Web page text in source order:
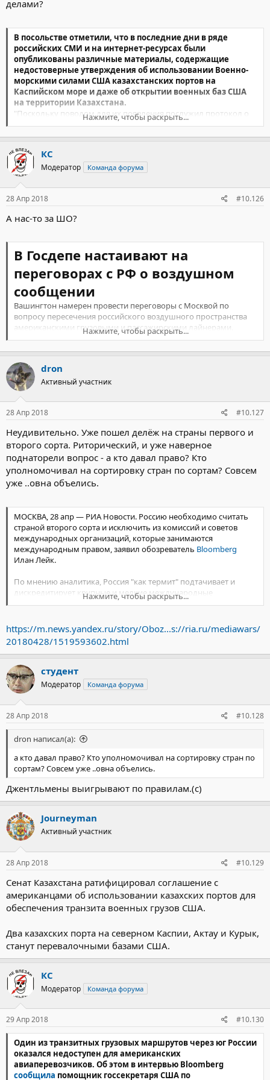
делами?
В посольстве отметили, что в последние дни в ряде
российских СМИ и на интернет-ресурсах были
опубликованы различные материалы, содержащие
недостоверные утверждения об использовании Военно-
морскими силами США казахстанских портов на
Каспийском море и даже об открытии военных баз США
на территории Казахстана.
"Поскольку поводом для их появления послужил протокол о
внесении изменений в подписанное 20 июня 2010 года
двустороннее казахстанско-американское соглашение,
Соглашение между правительством Соединенных Штатов
Америки и правительством Республики Казахстан об
обеспечении коммерческого железнодорожного транзита
специального груза через территорию Республики Казахстан в
связи с участием Соединенных Штатов Америки в усилиях по
Афганистан", - говорится в сообщении.
https://tengrinews.kz/kazakhstan_news/voennyie-bazyi-ssha-
kazahstane-posolstve-otreagirovali-343024/
https://tengrinews.kz/kazakhst…li-343024/
Нажмите, чтобы раскрыть...
КС
Модератор Команда форума
28 Апр 2018 #10.126
А нас-то за ШО?
В Госдепе настаивают на
переговорах с РФ о воздушном
сообщении
Вашингтон намерен провести переговоры с Москвой по
вопросу пересечения российского воздушного пространства
американскими грузовыми и пассажирскими лайнерами.
При отсутствии договоренностей хотя бы по одному маршруту,
перевозчикам придется искать другие пути доставки, заявила
помощник госсекретаря по экономическим и деловым
вопросам Маниша Сингх.
«Грузовые перевозчики знают, что это затруднение для них, и
мы пытаемся разрешить его как можно быстрее», — отмечает
представитель Госдепа. Её процитировал телеканал RT.
В Москве не исключают, что Россия и США могут остаться без
авиационного сообщения
сохранить прямое авиасообщение с РФ, предполагают
эксперты.
Нажмите, чтобы раскрыть...
dron
Активный участник
28 Апр 2018 #10.127
Неудивительно. Уже пошел делёж на страны первого и
второго сорта. Риторический, и уже наверное
поднаторели вопрос - а кто давал право? Кто
уполномочивал на сортировку стран по сортам? Совсем
уже ..овна объелись.
МОСКВА, 28 апр — РИА Новости. Россию необходимо считать
страной второго сорта и исключить из комиссий и советов
международных организаций, которые занимаются
международным правом, заявил обозреватель Bloomberg
Илан Лейк.
По мнению аналитика, Россия "как термит" подтачивает и
дискредитирует крупные и мелкие международные
организации. "Это можно наблюдать в Совбезе ООН, где
ответственности за применение химоружия. Это можно видеть
в Интерполе, через который Россия пытается арестовывать
оппозиционеров", — пишет Лейк.
Нажмите, чтобы раскрыть...
https://m.news.yandex.ru/story/Oboz...s://ria.ru/mediawars/
20180428/1519593602.html
студент
Модератор Команда форума
28 Апр 2018 #10.128
dron написал(а):
а кто давал право? Кто уполномочивал на сортировку стран по
сортам? Совсем уже ..овна объелись.
Джентльмены выигрывают по правилам.(с)
Journeyman
Активный участник
28 Апр 2018 #10.129
Сенат Казахстана ратифицировал соглашение с
американцами об использовании казахских портов для
обеспечения транзита военных грузов США.
Два казахских порта на северном Каспии, Актау и Курык,
станут перевалочными базами США.
КС
Модератор Команда форума
29 Апр 2018 #10.130
Один из транзитных грузовых маршрутов через юг России
оказался недоступен для американских
авиаперевозчиков. Об этом в интервью Bloomberg
сообщила помощник госсекретаря США по